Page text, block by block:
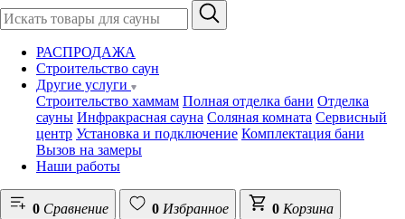
РАСПРОДАЖА
Строительство саун
Другие услуги
Строительство хаммам Полная отделка бани Отделка
сауны Инфракрасная сауна Соляная комната Сервисный
центр Установка и подключение Комплектация бани
Вызов на замеры
Наши работы
0 Сравнение 0 Избранное 0 Корзина